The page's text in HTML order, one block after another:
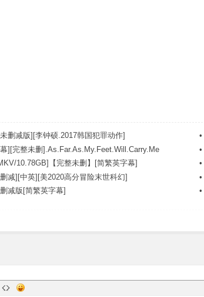
删减版][李钟硕.2017韩国犯罪动作] •
][完整未删].As.Far.As.My.Feet.Will.Carry.Me
•
10.78GB]【完整未删】[简繁英字幕]
•
减][中英][美2020高分冒险末世科幻]
•
减版[简繁英字幕]
•